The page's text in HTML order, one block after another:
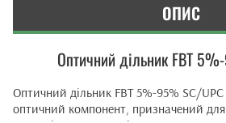
ОПИС
Оптичний дільник FBT
Оптичний дільник FBT 5%-95% SC/
оптичний компонент, призначений